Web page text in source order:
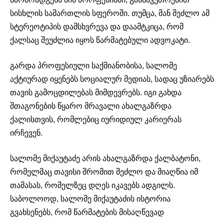
სისხლის სამართლის სფეროში. თუმცა, მან შეძლო ამ
სტერეოტიპის დამსხვრევა და დაამტკიცა, რომ
ქალსაც შეუძლია იყოს წარმატებული ადვოკატი.
გარდა პროფესიული საქმიანობისა, სალომე
აქტიურად იყენებს სოციალურ მედიას, სადაც უზიარებს
თავის გამოცდილებას მიმდევრებს. იგი გახდა
შთაგონების წყარო მრავალი ახალგაზრდა
ქალისთვის, რომლებიც იურიდიულ კარიერას
ირჩევენ.
სალომე მიქაუტაძე არის ახალგაზრდა ქალბატონი,
რომელმაც თავისი შრომით შეძლო და მიაღწია იმ
თამასას, რომელზეც დღეს იკავებს ადგილს.
საბოლოოდ, სალომე მიქაუტაძის ისტორია
გვახსენებს, რომ წარმატების მისაღწევად